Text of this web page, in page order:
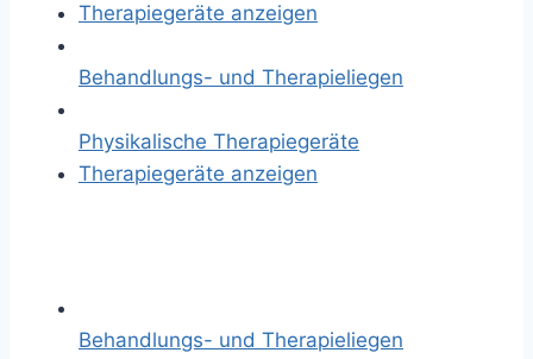
Therapiegeräte anzeigen
Behandlungs- und Therapieliegen
Physikalische Therapiegeräte
Therapiegeräte anzeigen
Behandlungs- und Therapieliegen